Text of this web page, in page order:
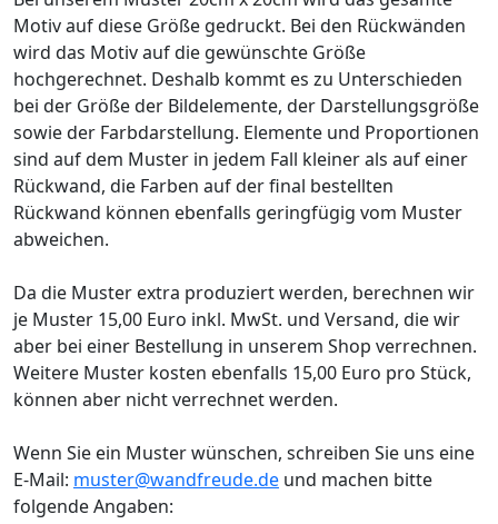
Motiv auf diese Größe gedruckt. Bei den Rückwänden
wird das Motiv auf die gewünschte Größe
hochgerechnet. Deshalb kommt es zu Unterschieden
bei der Größe der Bildelemente, der Darstellungsgröße
sowie der Farbdarstellung. Elemente und Proportionen
sind auf dem Muster in jedem Fall kleiner als auf einer
Rückwand, die Farben auf der final bestellten
Rückwand können ebenfalls geringfügig vom Muster
abweichen.
Da die Muster extra produziert werden, berechnen wir
je Muster 15,00 Euro inkl. MwSt. und Versand, die wir
aber bei einer Bestellung in unserem Shop verrechnen.
Weitere Muster kosten ebenfalls 15,00 Euro pro Stück,
können aber nicht verrechnet werden.
Wenn Sie ein Muster wünschen, schreiben Sie uns eine
E-Mail: muster@wandfreude.de und machen bitte
folgende Angaben: